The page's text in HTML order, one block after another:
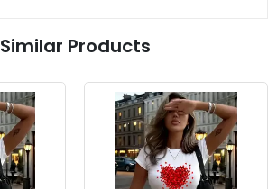
Similar Products